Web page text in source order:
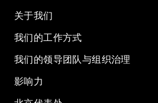
关于我们
我们的工作方式
我们的领导团队与组织治理
影响力